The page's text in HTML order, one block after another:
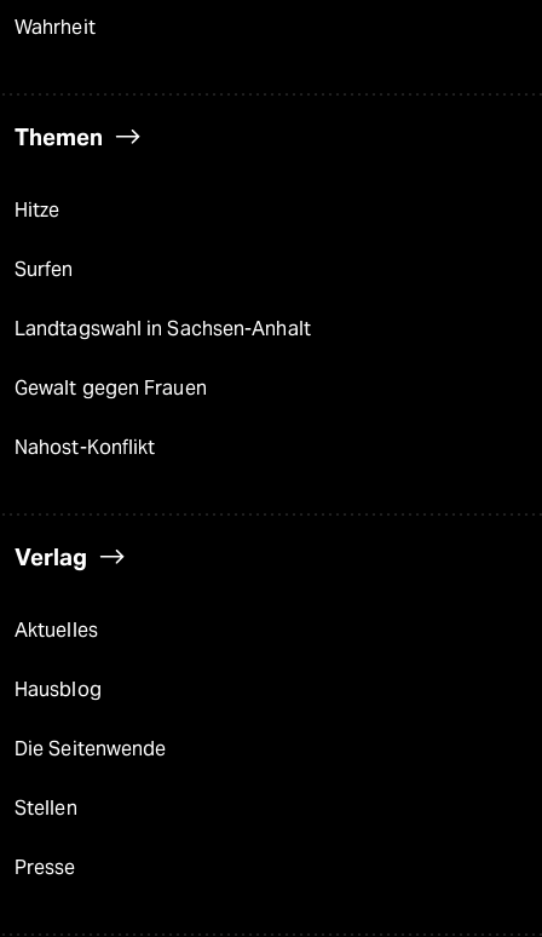
Wahrheit
Themen
Hitze
Surfen
Landtagswahl in Sachsen-Anhalt
Gewalt gegen Frauen
Nahost-Konflikt
Verlag
Aktuelles
Hausblog
Die Seitenwende
Stellen
Presse